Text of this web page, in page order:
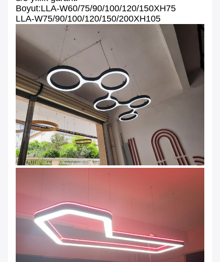
Boyut:LLA-W60/75/90/100/120/150XH75
LLA-W75/90/100/120/150/200XH105